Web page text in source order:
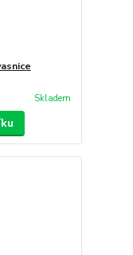
Skladem